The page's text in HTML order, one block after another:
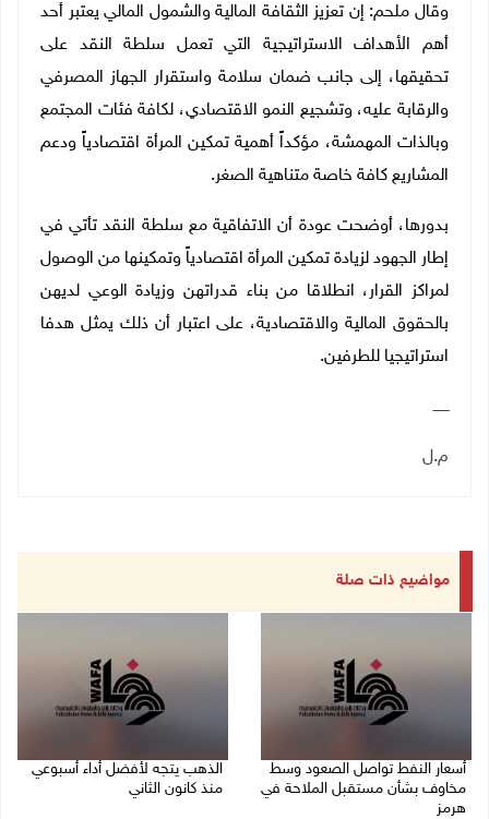
وقال ملحم: إن تعزيز الثقافة المالية والشمول المالي يعتبر أحد
أهم الأهداف الاستراتيجية التي تعمل سلطة النقد على
تحقيقها، إلى جانب ضمان سلامة واستقرار الجهاز المصرفي
والرقابة عليه، وتشجيع النمو الاقتصادي، لكافة فئات المجتمع
وبالذات المهمشة، مؤكداً أهمية تمكين المرأة اقتصادياً ودعم
المشاريع كافة خاصة متناهية الصغر.
بدورها، أوضحت عودة أن الاتفاقية مع سلطة النقد تأتي في
إطار الجهود لزيادة تمكين المرأة اقتصادياً وتمكينها من الوصول
لمراكز القرار، انطلاقا من بناء قدراتهن وزيادة الوعي لديهن
بالحقوق المالية والاقتصادية، على اعتبار أن ذلك يمثل هدفا
استراتيجيا للطرفين.
ـــــــ
م.ل
مواضيع ذات صلة
أسعار النفط تواصل الصعود وسط
مخاوف بشأن مستقبل الملاحة في
هرمز
الذهب يتجه لأفضل أداء أسبوعي
منذ كانون الثاني